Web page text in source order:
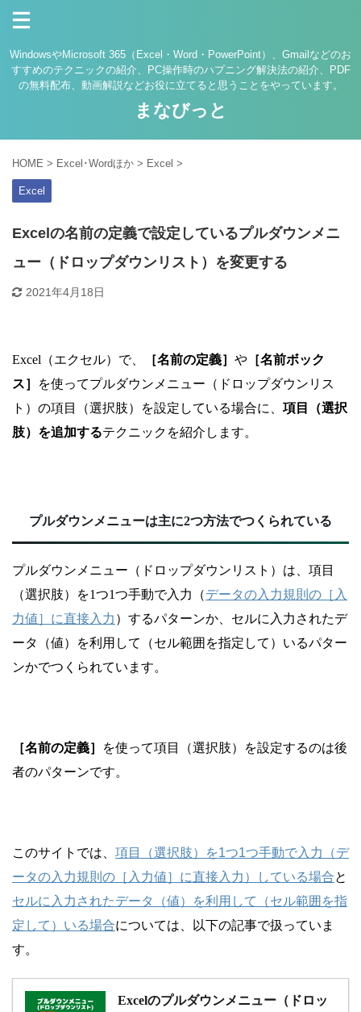
WindowsやMicrosoft 365（Excel・Word・PowerPoint）、Gmailなどのお
すすめのテクニックの紹介、PC操作時のハプニング解決法の紹介、PDF
の無料配布、動画解説などお役に立てると思うことをやっています。
まなびっと
HOME > Excel･Wordほか > Excel >
Excel
Excelの名前の定義で設定しているプルダウンメニ
ュー（ドロップダウンリスト）を変更する
2021年4月18日
Excel（エクセル）で、 ［名前の定義］ や ［名前ボック
ス］
を使ってプルダウンメニュー（ドロップダウンリス
ト）の項目（選択肢）を設定している場合に、 項目（選択
肢）を追加するテクニックを紹介します。
プルダウンメニューは主に2つ方法でつくられている
プルダウンメニュー（ドロップダウンリスト）は、項目
（選択肢）を1つ1つ手動で入力（データの入力規則の［入
力値］に直接入力 ）するパターンか、セルに入力されたデ
ータ（値）を利用して（セル範囲を指定して）いるパター
ンかでつくられています。
［名前の定義］
を使って項目（選択肢）を設定するのは後
者のパターンです。
このサイトでは、 項目（選択肢）を1つ1つ手動で入力（デ
ータの入力規則の［入力値］に直接入力）している場合と
セルに入力されたデータ（値）を利用して（セル範囲を指
定して）いる場合については、以下の記事で扱っていま
す。
Excelのプルダウンメニュー（ドロッ